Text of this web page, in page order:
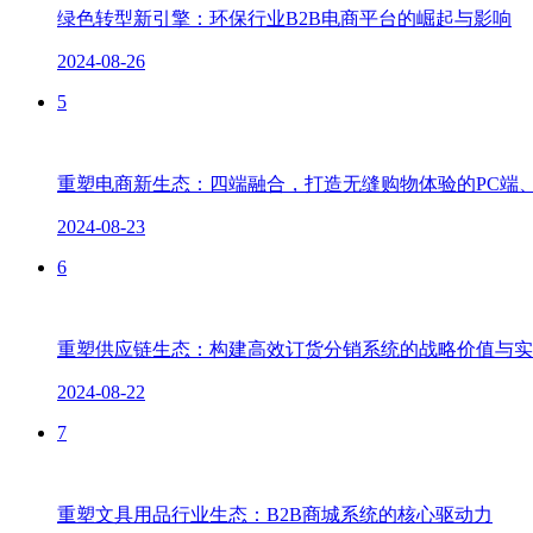
绿色转型新引擎：环保行业B2B电商平台的崛起与影响
2024-08-26
5
重塑电商新生态：四端融合，打造无缝购物体验的PC端
2024-08-23
6
重塑供应链生态：构建高效订货分销系统的战略价值与
2024-08-22
7
重塑文具用品行业生态：B2B商城系统的核心驱动力